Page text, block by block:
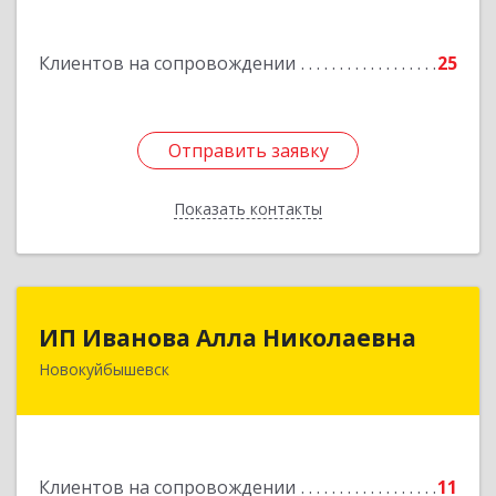
Клиентов на сопровождении 25
Отправить заявку
Показать контакты
Подробнее
Отправить заявку
Назад
ИП Иванова Алла Николаевна
Новокуйбышевск
Клиентов на сопровождении 11